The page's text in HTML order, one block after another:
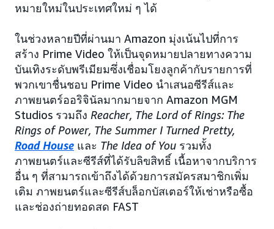
หมายใหม่ในประเทศใหม่ ๆ ได้
ในช่วงหลายปีที่ผ่านมา Amazon มุ่งเน้นไปที่การ
สร้าง Prime Video ให้เป็นจุดหมายปลายทางความ
บันเทิงระดับพรีเมียมซึ่งเชื่อมโยงลูกค้ากับรายการที่
พวกเขาชื่นชอบ Prime Video นำเสนอซีรีส์และ
ภาพยนตร์ออริจินัลมากมายจาก Amazon MGM
Studios รวมถึง Reacher, The Lord of Rings: The
Rings of Power, The Summer I Turned Pretty,
Road House และ The Idea of You รวมทั้ง
ภาพยนตร์และซีรีส์ที่ได้รับลิขสิทธิ์ เนื้อหาจากบริการ
อื่น ๆ ที่สามารถเข้าถึงได้ด้วยการสมัครสมาชิกเพิ่ม
เติม ภาพยนตร์และซีรีส์บล็อกบัสเตอร์ให้เช่าหรือซื้อ
และช่องถ่ายทอดสด FAST